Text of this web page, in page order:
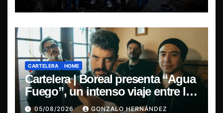
CARTELERA HOME
Cartelera | Boreal presenta “Agua
Fuego”, un intenso viaje entre la
pasión y la desilusión
05/08/2026 GONZALO HERNÁNDEZ